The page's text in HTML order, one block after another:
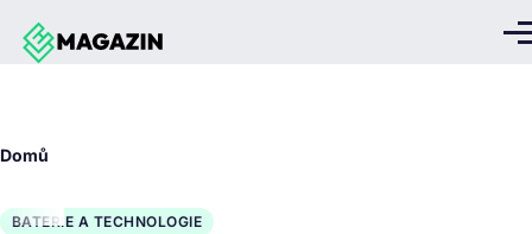
Přejít k hlavnímu obsahu
Domů
BATERIE A TECHNOLOGIE